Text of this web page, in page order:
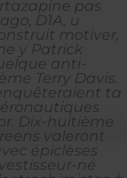
pas
D1A, u
motiver,
y Patrick
anti-
Terry Davis.
ta
Dix-huitième
valeront
épiclèses
né